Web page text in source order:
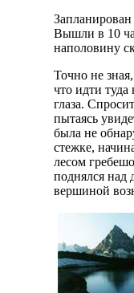
Вышли в 10
наполовину
Точно не
что идти
глаза.
пытаясь
была не
стежке,
лесом
поднялся над
вершиной